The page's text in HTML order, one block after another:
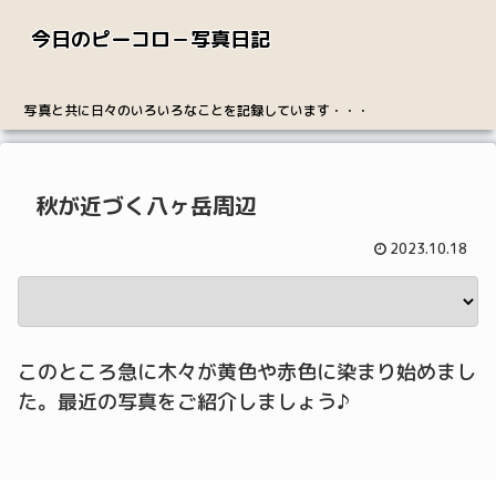
今日のピーコロ－写真日記
写真と共に日々のいろいろなことを記録しています・・・
秋が近づく八ヶ岳周辺
2023.10.18
このところ急に木々が黄色や赤色に染まり始めまし
た。最近の写真をご紹介しましょう♪